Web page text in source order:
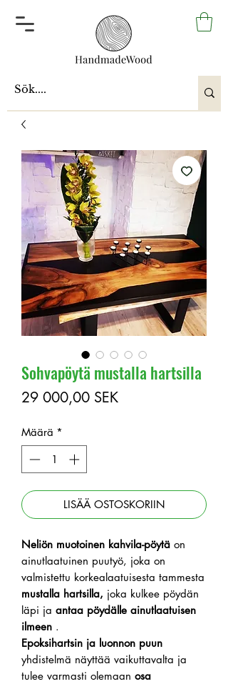
Sohvapöytä mustalla hartsilla
29 000,00 SEKHinta
Määrä *
LISÄÄ OSTOSKORIIN
Neliön muotoinen kahvila-pöytä on
ainutlaatuinen puutyö, joka on
valmistettu korkealaatuisesta tammesta
mustalla hartsilla, joka kulkee pöydän
läpi ja antaa pöydälle ainutlaatuisen
ilmeen .
Epoksihartsin ja luonnon puun
yhdistelmä näyttää vaikuttavalta ja
tulee varmasti olemaan osa